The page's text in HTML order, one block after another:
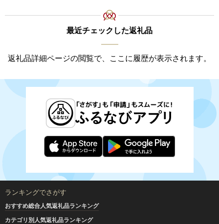
最近チェックした返礼品
返礼品詳細ページの閲覧で、ここに履歴が表示されます。
ランキングでさがす
おすすめ総合人気返礼品ランキング
カテゴリ別人気返礼品ランキング